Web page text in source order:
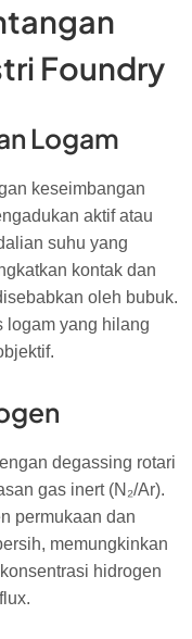
Foundry
Logam
keseimbangan
aktif atau
suhu yang
kontak dan
oleh bubuk.
logam yang hilang
degassing rotari
gas inert (N₂/Ar).
permukaan dan
memungkinkan
hidrogen